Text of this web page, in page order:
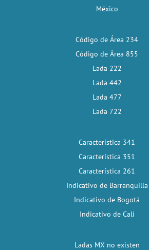
México
Código de Área 234
Código de Área 855
Lada 222
Lada 442
Lada 477
Lada 722
Característica 341
Característica 351
Característica 261
Indicativo de Barranquilla
Indicativo de Bogotá
Indicativo de Cali
Ladas MX no existen